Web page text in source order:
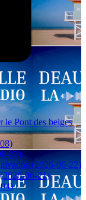
le Pont des belges
23)
(2026-06-22)
06-21)